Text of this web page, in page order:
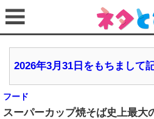
2026年3月31日をもちまして
フード
スーパーカップ焼そば史上最大